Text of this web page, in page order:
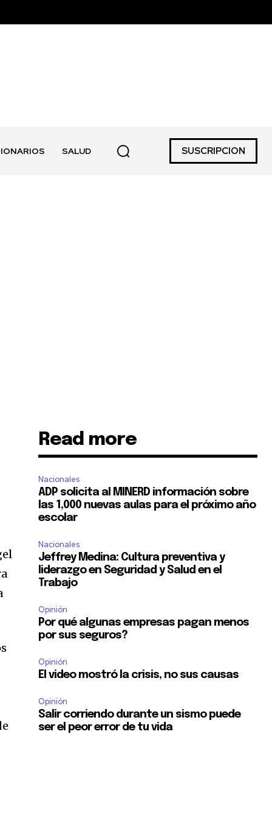
SALUD SUSCRIPCION
Read more
Nacionales
ADP solicita al MINERD información sobre
las 1,000 nuevas aulas para el próximo año
escolar
Nacionales
Jeffrey Medina: Cultura preventiva y
liderazgo en Seguridad y Salud en el
Trabajo
Opinión
Por qué algunas empresas pagan menos
por sus seguros?
Opinión
El video mostró la crisis, no sus causas
Opinión
Salir corriendo durante un sismo puede
ser el peor error de tu vida